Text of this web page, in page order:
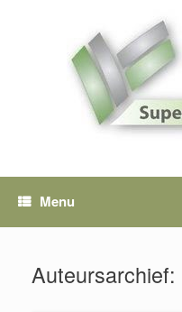
Menu
Auteursarchief: